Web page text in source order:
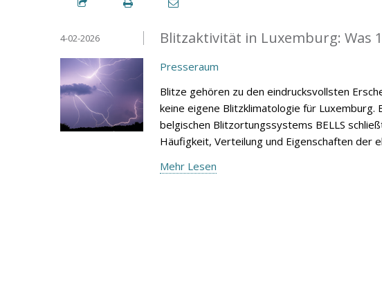
Blitzaktivität in Luxemburg: Was
4-02-2026
Presseraum
Blitze gehören zu den eindrucksvollsten
keine eigene Blitzklimatologie für Luxemburg.
belgischen Blitzortungssystems BELLS
Häufigkeit, Verteilung und Eigenschaften der
Mehr Lesen